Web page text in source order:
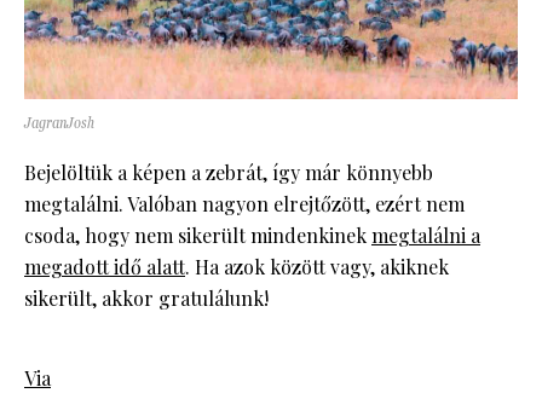
JagranJosh
Bejelöltük a képen a zebrát, így már könnyebb
megtalálni. Valóban nagyon elrejtőzött, ezért nem
csoda, hogy nem sikerült mindenkinekmegtalálni a
megadott idő alatt. Ha azok között vagy, akiknek
sikerült, akkor gratulálunk!
Via